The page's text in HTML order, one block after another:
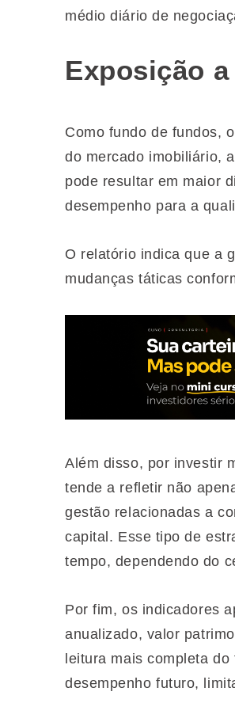
médio diário de
Exposição
Como fundo de fundos,
do mercado imobiliário,
pode resultar em maior
desempenho para a
O relatório indica que a
mudanças táticas
Além disso, por investir
tende a refletir não
gestão relacionadas a
capital. Esse tipo de
tempo, dependendo do
Por fim, os indicadores
anualizado, valor
leitura mais completa
desempenho futuro,